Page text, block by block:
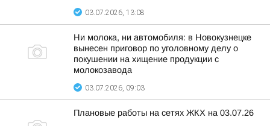
03.07.2026, 13:08
Ни молока, ни автомобиля: в Новокузнецке
вынесен приговор по уголовному делу о
покушении на хищение продукции с
молокозавода
03.07.2026, 09:03
Плановые работы на сетях ЖКХ на 03.07.26